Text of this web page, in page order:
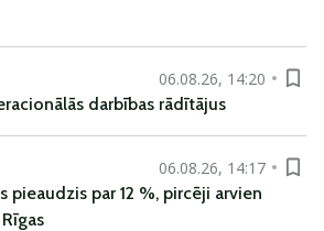
06.08.26, 14:20
darbības rādītājus
06.08.26, 14:17
pieaudzis par 12 %, pircēji arvien